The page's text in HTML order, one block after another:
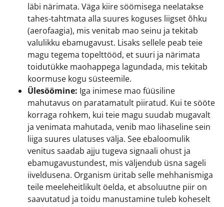
läbi närimata. Väga kiire söömisega neelatakse
tahes-tahtmata alla suures koguses liigset õhku
(aerofaagia), mis venitab mao seinu ja tekitab
valulikku ebamugavust. Lisaks sellele peab teie
magu tegema topelttööd, et suuri ja närimata
toidutükke maohappega lagundada, mis tekitab
koormuse kogu süsteemile.
Ülesöömine: Iga inimese mao füüsiline
mahutavus on paratamatult piiratud. Kui te sööte
korraga rohkem, kui teie magu suudab mugavalt
ja venimata mahutada, venib mao lihaseline sein
liiga suures ulatuses välja. See ebaloomulik
venitus saadab ajju tugeva signaali ohust ja
ebamugavustundest, mis väljendub üsna sageli
iiveldusena. Organism üritab selle mehhanismiga
teile meeleheitlikult öelda, et absoluutne piir on
saavutatud ja toidu manustamine tuleb koheselt